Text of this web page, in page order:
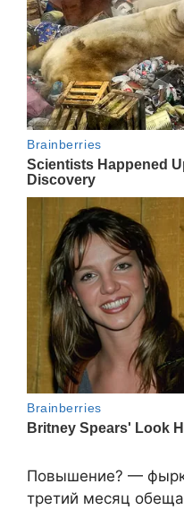
Повышение? —
третий месяц